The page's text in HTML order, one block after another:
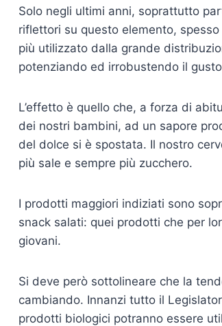
Solo negli ultimi anni, soprattutto
riflettori su questo elemento,
più utilizzato dalla grande
potenziando ed irrobustendo il
L’effetto è quello che, a forza di
dei nostri bambini, ad un sapore
del dolce si è spostata. Il nostro
più sale e sempre più zucchero.
I prodotti maggiori indiziati sono
snack salati: quei prodotti che per
giovani.
Si deve però sottolineare che la
cambiando. Innanzi tutto il
prodotti biologici potranno essere